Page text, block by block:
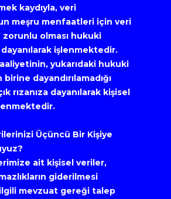
kaydıyla, veri
meşru menfaatleri için veri
olması hukuki
işlenmektedir.
yukarıdaki hukuki
dayandırılamadığı
rızanıza dayanılarak kişisel
Üçüncü Bir Kişiye
ait kişisel veriler,
giderilmesi
ilgili mevzuat gereği talep